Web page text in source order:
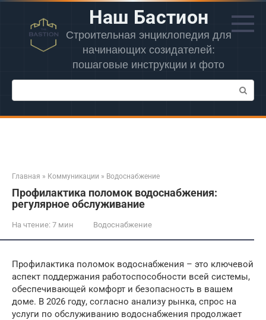
Перейти
контенту
Наш Бастион
Строительная энциклопедия для
начинающих созидателей:
пошаговые инструкции и фото
Поиск:
Главная » Коммуникации » Водоснабжение
Профилактика поломок водоснабжения:
регулярное обслуживание
На чтение: 7 мин Водоснабжение
Профилактика поломок водоснабжения – это ключевой
аспект поддержания работоспособности всей системы,
обеспечивающей комфорт и безопасность в вашем
доме. В 2026 году, согласно анализу рынка, спрос на
услуги по обслуживанию водоснабжения продолжает